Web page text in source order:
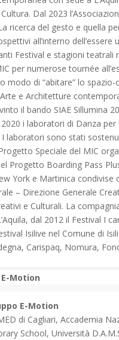
Dal 2023
ricerca del gesto e quella
all’interno
Festival e stagioni teatrali
per numerose tournée
modo di “abitare” lo
e Architetture
il bando SIAE Sillumina
2020 i laboratori di Danza
laboratori sono stati
Speciale del MIC
Progetto Boarding Pass
York e Martinica condivise
– Direzione Generale
e Culturali. La
dal 2012 il Festival I
Isilive nel Comune di
Carispaq, Nomura,
Motion
E-Motion
di Cagliari, Accademia
School, Università